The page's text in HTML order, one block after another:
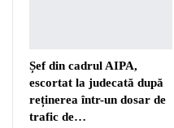
Șef din cadrul AIPA,
escortat la judecată după
reținerea într-un dosar de
trafic de…